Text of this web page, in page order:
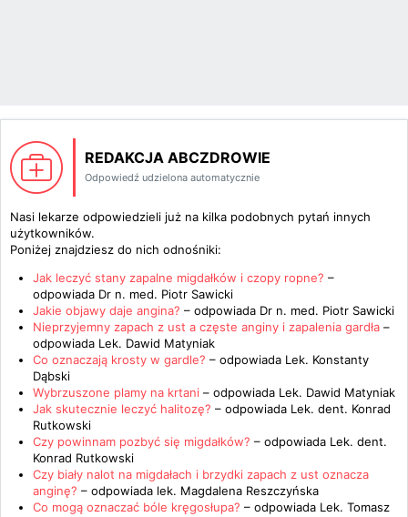
REDAKCJA ABCZDROWIE
Odpowiedź udzielona automatycznie
Nasi lekarze odpowiedzieli już na kilka podobnych pytań innych
użytkowników.
Poniżej znajdziesz do nich odnośniki:
Jak leczyć stany zapalne migdałków i czopy ropne? –
odpowiada Dr n. med. Piotr Sawicki
Jakie objawy daje angina? – odpowiada Dr n. med. Piotr Sawicki
Nieprzyjemny zapach z ust a częste anginy i zapalenia gardła –
odpowiada Lek. Dawid Matyniak
Co oznaczają krosty w gardle? – odpowiada Lek. Konstanty
Dąbski
Wybrzuszone plamy na krtani – odpowiada Lek. Dawid Matyniak
Jak skutecznie leczyć halitozę? – odpowiada Lek. dent. Konrad
Rutkowski
Czy powinnam pozbyć się migdałków? – odpowiada Lek. dent.
Konrad Rutkowski
Czy biały nalot na migdałach i brzydki zapach z ust oznacza
anginę? – odpowiada lek. Magdalena Reszczyńska
Co mogą oznaczać bóle kręgosłupa? – odpowiada Lek. Tomasz